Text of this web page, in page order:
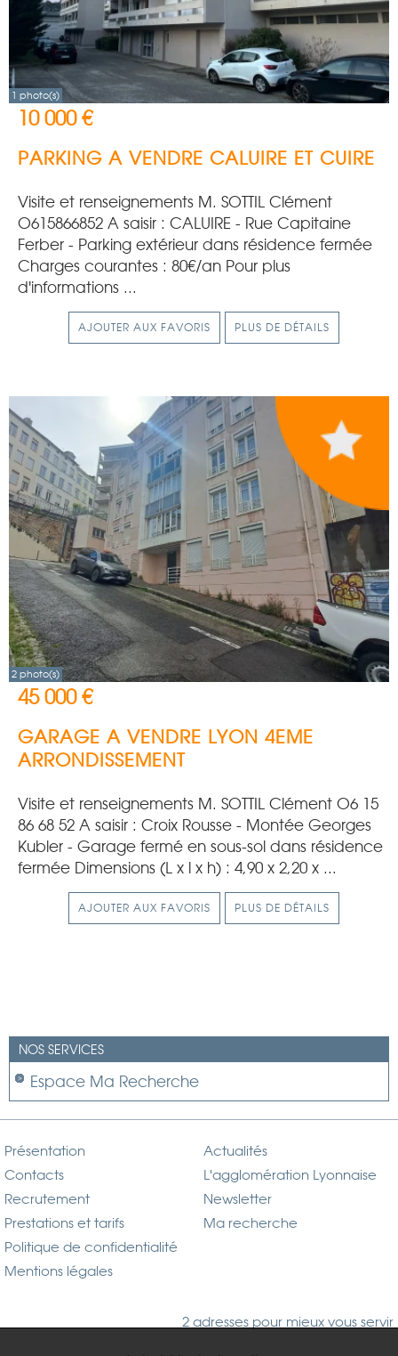
1 photo(s)
10 000 €
PARKING A VENDRE CALUIRE ET CUIRE
Visite et renseignements M. SOTTIL Clément
O615866852 A saisir : CALUIRE - Rue Capitaine
Ferber - Parking extérieur dans résidence fermée
Charges courantes : 80€/an Pour plus
d'informations ...
AJOUTER AUX FAVORIS PLUS DE DÉTAILS
2 photo(s)
45 000 €
GARAGE A VENDRE LYON 4EME
ARRONDISSEMENT
Visite et renseignements M. SOTTIL Clément O6 15
86 68 52 A saisir : Croix Rousse - Montée Georges
Kubler - Garage fermé en sous-sol dans résidence
fermée Dimensions (L x l x h) : 4,90 x 2,20 x ...
AJOUTER AUX FAVORIS PLUS DE DÉTAILS
NOS SERVICES
Espace Ma Recherche
Présentation
Contacts
Recrutement
Prestations et tarifs
Politique de confidentialité
Mentions légales
Actualités
L'agglomération Lyonnaise
Newsletter
Ma recherche
2 adresses pour mieux vous servir